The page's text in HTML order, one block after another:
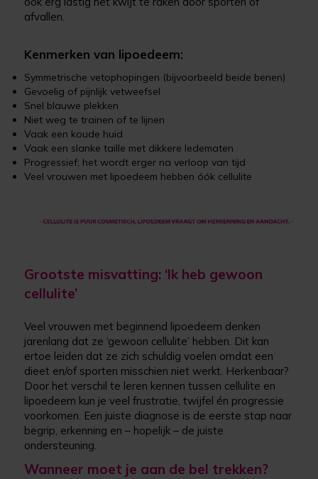
afvallen.
Kenmerken van lipoedeem:
Symmetrische vetophopingen (bijvoorbeeld beide benen)
Gevoelig of pijnlijk vetweefsel
Snel blauwe plekken
Niet weg te trainen of te lijnen
Vaak een koude huid
Vaak een slanke taille met dikkere ledematen
Progressief; het wordt erger na verloop van tijd
Veel vrouwen met lipoedeem hebben óók cellulite
Grootste misvatting: ‘Ik heb gewoon
cellulite’
Veel vrouwen met beginnend lipoedeem denken
jarenlang dat ze ‘gewoon cellulite’ hebben. Dit kan
ertoe leiden dat ze zich schuldig voelen omdat een
dieet en/of sporten misschien niet werkt. Herkenbaar?
Door het verschil te leren kennen tussen cellulite en
lipoedeem kun je veel frustratie, twijfel én progressie
voorkomen. Een juiste diagnose is de eerste stap naar
begrip, erkenning en – hopelijk – de juiste
ondersteuning.
Wanneer moet je aan de bel trekken?